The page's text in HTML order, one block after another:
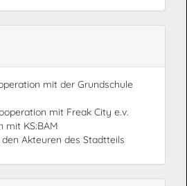
mit der Grundschule
mit Freak City e.v.
mit KS:BAM
Akteuren des Stadtteils